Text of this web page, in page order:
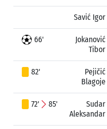
Savić Igor
66'
Jokanović
Tibor
82'
Pejičić
Blagoje
72' 85'
Sudar
Aleksandar